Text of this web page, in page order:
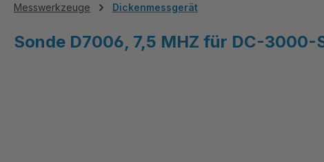
Messwerkzeuge Dickenmessgerät
Sonde D7006, 7,5 MHZ für DC-3000-